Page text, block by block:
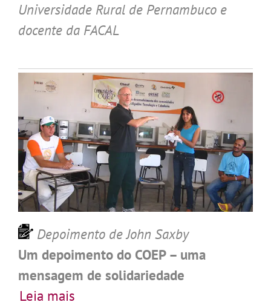
Universidade Rural de Pernambuco e
docente da FACAL
Depoimento de John Saxby
Um depoimento do COEP – uma
mensagem de solidariedade
Leia mais